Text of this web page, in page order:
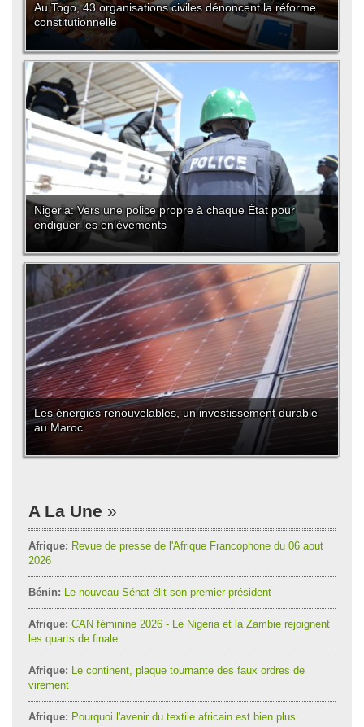
Au Togo, 43 organisations civiles dénoncent la réforme
constitutionnelle
Nigeria: Vers une police propre à chaque État pour
endiguer les enlèvements
Les énergies renouvelables, un investissement durable
au Maroc
A La Une
Afrique: Revue de presse de l'Afrique Francophone du 06 aout
2026
Bénin: Le nouveau Sénat élit son premier président
Afrique: CAN féminine 2026 - Le Nigeria et la Zambie rejoignent
les quarts de finale
Afrique: Le continent, plaque tournante des faux ordres de
virement
Afrique: Pourquoi l'avenir du textile africain est bien plus